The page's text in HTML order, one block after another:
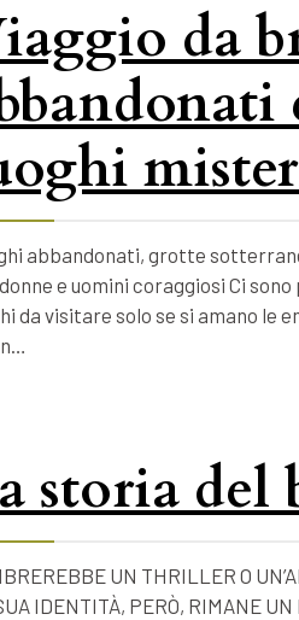
da
abbandonati, grotte
e uomini coraggiosi Ci
da visitare solo se si amano le
storia del
UN THRILLER O
IDENTITÀ, PERÒ, RIMANE